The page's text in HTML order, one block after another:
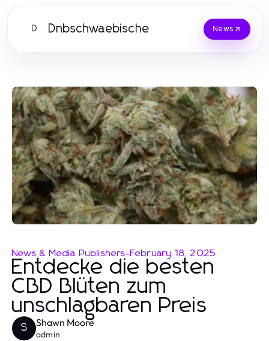
D Dnbschwaebische News
News & Media Publishers-February 18, 2025
Entdecke die besten
CBD Blüten zum
unschlagbaren Preis
S Shawn Moore
admin